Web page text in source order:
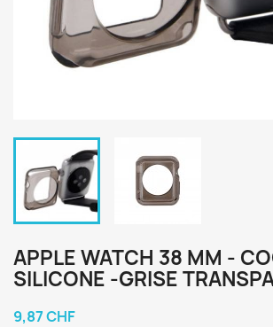
APPLE WATCH 38 MM -
SILICONE -GRISE
9,87 CHF